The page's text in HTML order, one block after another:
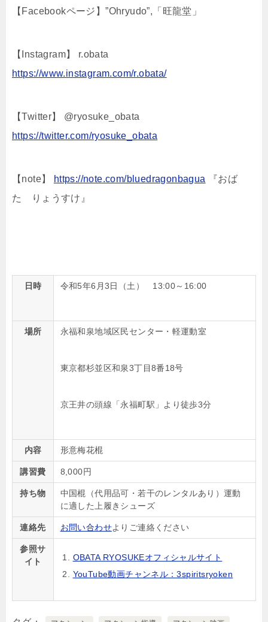
【Facebookページ】”Ohryudo”,「旺龍堂」
【Instagram】 r.obata
https://www.instagram.com/r.obata/
【Twitter】 @ryosuke_obata
https://twitter.com/ryosuke_obata
【note】 https://note.com/bluedragonbagua 『おば
た りょうすけ』
日時 令和5年6月3日（土） 13:00～16:00
場所 永福和泉地域区民センター・軽運動室
東京都杉並区和泉3丁目8番18号
京王井の頭線「永福町駅」より徒歩3分
内容 形意梅花棍
講習費 8,000円
持ち物
中国棍（代用品可・若干のレンタルあり）運動
に適した上履きシューズ
連絡先 お問い合わせよりご連絡ください
参照サ
イト
OBATA RYOSUKEオフィシャルサイト
YouTube動画チャンネル：3spiritsryoken